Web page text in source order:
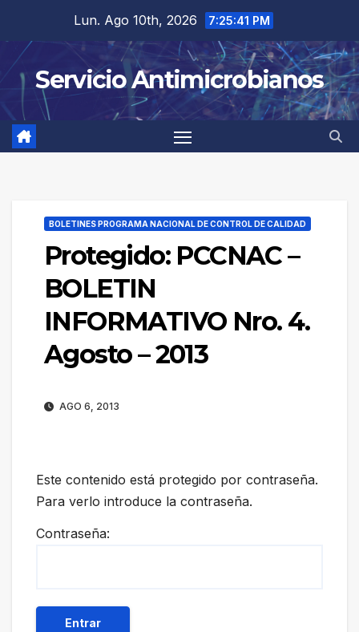
contenido
Lun. Ago 10th, 2026 7:25:41 PM
Servicio Antimicrobianos
BOLETINES PROGRAMA NACIONAL DE CONTROL DE CALIDAD
Protegido: PCCNAC –
BOLETIN
INFORMATIVO Nro. 4.
Agosto – 2013
AGO 6, 2013
Este contenido está protegido por contraseña.
Para verlo introduce la contraseña.
Contraseña: